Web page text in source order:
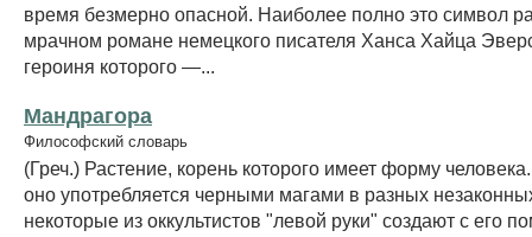
время безмерно опасной. Наиболее полно это символ
мрачном романе немецкого писателя Ханса Хайца
героиня которого —...
Мандрагора
Философский словарь
(Греч.) Растение, корень которого имеет форму
оно употребляется черными магами в разных
некоторые из оккультистов "левой руки" создают с его